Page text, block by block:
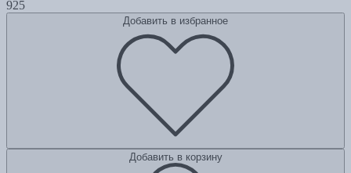
925
Добавить в избранное
Добавить в корзину